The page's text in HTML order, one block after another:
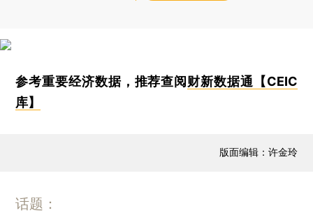
参考重要经济数据，推荐查阅 财新数据通【CEIC
库】
版面编辑：许金玲
话题：